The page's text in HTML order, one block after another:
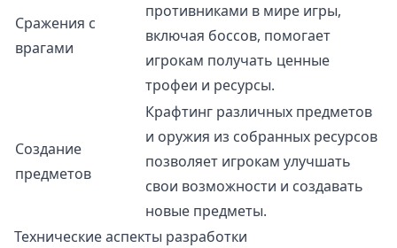
Сражения с
врагами
противниками в мире игры,
включая боссов, помогает
игрокам получать ценные
трофеи и ресурсы.
Создание
предметов
Крафтинг различных предметов
и оружия из собранных ресурсов
позволяет игрокам улучшать
свои возможности и создавать
новые предметы.
Технические аспекты разработки